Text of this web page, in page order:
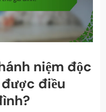
niệm độc
điều